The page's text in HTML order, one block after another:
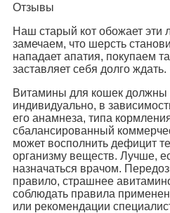
Отзывы
Наш старый кот обожает эти
замечаем, что шерсть
нападает апатия, покупаем
заставляет себя долго ждать.
Витамины для кошек должны
индивидуально, в
его анамнеза, типа
сбалансированный
может восполнить дефицит
организму веществ. Лучше,
назначаться врачом.
правило, страшнее
соблюдать правила
или рекомендации